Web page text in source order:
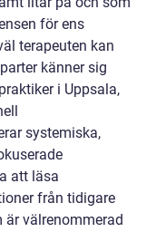
för ens
terapeuten kan
känner sig
i Uppsala,
systemiska,
att läsa
från tidigare
välrenommerad